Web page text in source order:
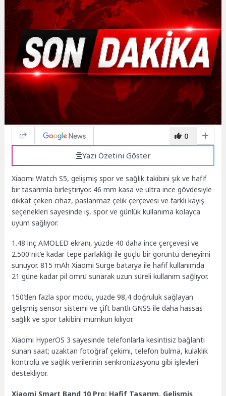
0
Yazı Özetini Göster
Xiaomi Watch S5, gelişmiş spor ve sağlık takibini şık ve hafif
bir tasarımla birleştiriyor. 46 mm kasa ve ultra ince gövdesiyle
dikkat çeken cihaz, paslanmaz çelik çerçevesi ve farklı kayış
seçenekleri sayesinde iş, spor ve günlük kullanıma kolayca
uyum sağlıyor.
1.48 inç AMOLED ekranı, yüzde 40 daha ince çerçevesi ve
2.500 nit’e kadar tepe parlaklığı ile güçlü bir görüntü deneyimi
sunuyor. 815 mAh Xiaomi Surge batarya ile hafif kullanımda
21 güne kadar pil ömrü sunarak uzun süreli kullanım sağlıyor.
150’den fazla spor modu, yüzde 98,4 doğruluk sağlayan
gelişmiş sensör sistemi ve çift bantlı GNSS ile daha hassas
sağlık ve spor takibini mümkün kılıyor.
Xiaomi HyperOS 3 sayesinde telefonlarla kesintisiz bağlantı
sunan saat; uzaktan fotoğraf çekimi, telefon bulma, kulaklık
kontrolü ve sağlık verilerinin senkronizasyonu gibi işlevleri
destekliyor.
Xiaomi Smart Band 10 Pro: Hafif Tasarım, Gelişmiş